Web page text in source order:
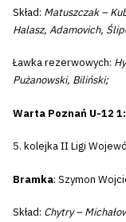
Skład: Matuszczak –
Halasz, Adamovich,
Ławka rezerwowych:
Pużanowski, Biliński;
Warta Poznań U-12
5. kolejka II Ligi
Bramka: Szymon
Skład: Chytry –